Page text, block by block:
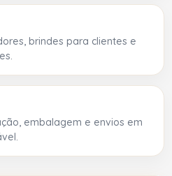
brindes para clientes e
embalagem e envios em